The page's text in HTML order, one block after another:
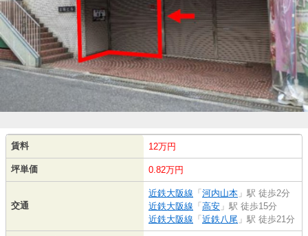
賃料 12万円
坪単価 0.82万円
交通
近鉄大阪線 「 河内山本 」駅 徒歩2分
近鉄大阪線 「 高安 」駅 徒歩15分
近鉄大阪線 「 近鉄八尾 」駅 徒歩21分